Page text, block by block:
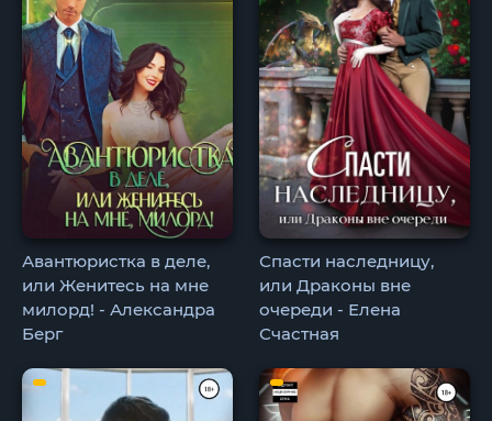
Авантюристка в деле,
или Женитесь на мне
милорд! - Александра
Берг
Спасти наследницу,
или Драконы вне
очереди - Елена
Счастная